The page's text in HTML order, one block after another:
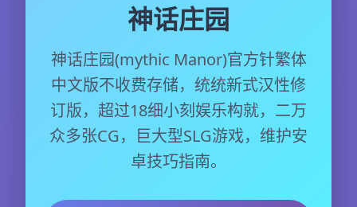
神话庄园
神话庄园(mythic Manor)官方针繁体
中文版不收费存储，统统新式汉性修
订版，超过18细小刻娱乐构就，二万
众多张CG，巨大型SLG游戏，维护安
卓技巧指南。